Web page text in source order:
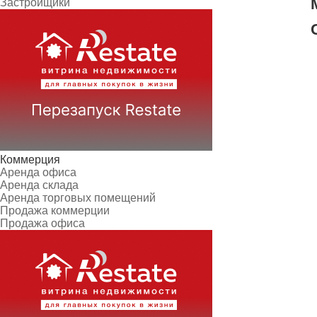
Застройщики
Коммерция
Аренда офиса
Аренда склада
Аренда торговых помещений
Продажа коммерции
Продажа офиса